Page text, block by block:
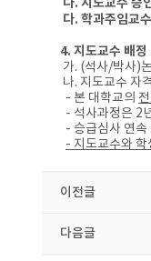
나. 지도교수 승
다. 학과주임교
4. 지도교수 배정
가. (석사/박사)
나. 지도교수 자격
- 본 대학교의
- 석사과정은 2
- 승급심사 연
- 지도교수와 학
이전글
다음글